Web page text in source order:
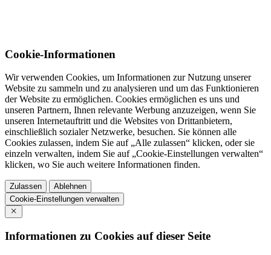
Cookie-Informationen
Wir verwenden Cookies, um Informationen zur Nutzung unserer
Website zu sammeln und zu analysieren und um das Funktionieren
der Website zu ermöglichen. Cookies ermöglichen es uns und
unseren Partnern, Ihnen relevante Werbung anzuzeigen, wenn Sie
unseren Internetauftritt und die Websites von Drittanbietern,
einschließlich sozialer Netzwerke, besuchen. Sie können alle
Cookies zulassen, indem Sie auf „Alle zulassen“ klicken, oder sie
einzeln verwalten, indem Sie auf „Cookie-Einstellungen verwalten“
klicken, wo Sie auch weitere Informationen finden.
Zulassen
Ablehnen
Cookie-Einstellungen verwalten
Informationen zu Cookies auf dieser Seite